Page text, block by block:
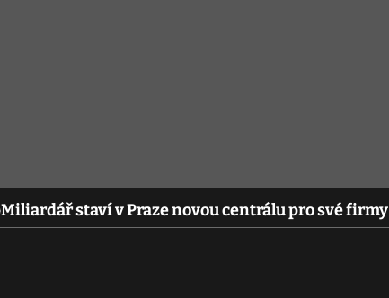
Miliardář staví v Praze novou centrálu pro své firmy